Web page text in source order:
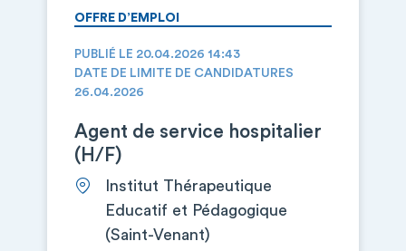
OFFRE D’EMPLOI
PUBLIÉ LE 20.04.2026 14:43
DATE DE LIMITE DE CANDIDATURES
26.04.2026
Agent de service hospitalier
(H/F)
Institut Thérapeutique
Educatif et Pédagogique
(Saint-Venant)